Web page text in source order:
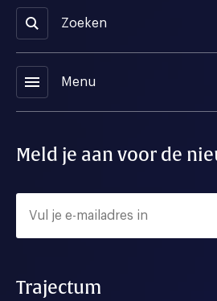
Zoeken
menu Menu
Meld je aan voor de
Trajectum